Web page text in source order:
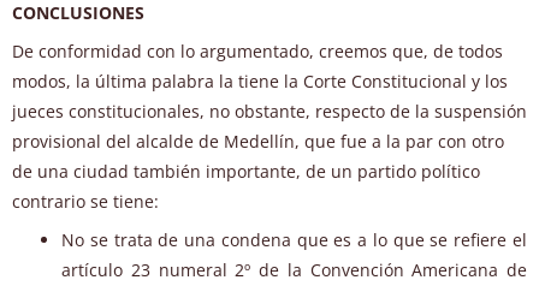
CONCLUSIONES
De conformidad con lo argumentado, creemos que, de todos
modos, la última palabra la tiene la Corte Constitucional y los
jueces constitucionales, no obstante, respecto de la suspensión
provisional del alcalde de Medellín, que fue a la par con otro
de una ciudad también importante, de un partido político
contrario se tiene:
No se trata de una condena que es a lo que se refiere el
artículo 23 numeral 2º de la Convención Americana de